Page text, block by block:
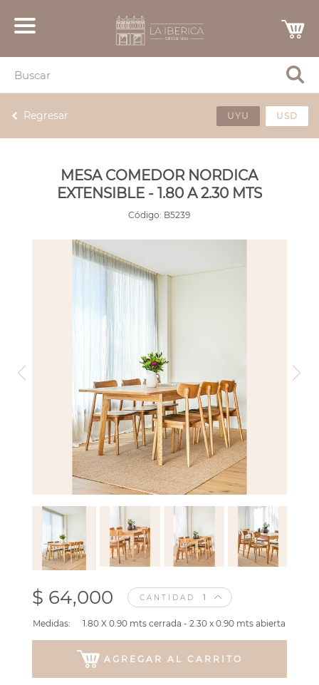
Regresar UYU USD
MESA COMEDOR NORDICA
EXTENSIBLE - 1.80 A 2.30 MTS
Código: B5239
$ 64,000 CANTIDAD
Medidas: 1.80 X 0.90 mts cerrada - 2.30 x 0.90 mts abierta
AGREGAR AL CARRITO